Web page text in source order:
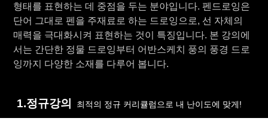
형태를 표현하는 데 중점을 두는 분야입니다. 펜드로잉은
단어 그대로 펜을 주재료로 하는 드로잉으로, 선 자체의
매력을 극대화시켜 표현하는 것이 특징입니다. 본 강의에
서는 간단한 정물 드로잉부터 어반스케치 풍의 풍경 드로
잉까지 다양한 소재를 다루어 봅니다.
1.정규강의 최적의 정규 커리큘럼으로 내 난이도에 맞게!